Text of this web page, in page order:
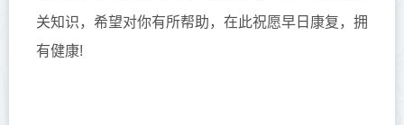
关知识，希望对你有所帮助，在此祝愿早日康复，拥
有健康!